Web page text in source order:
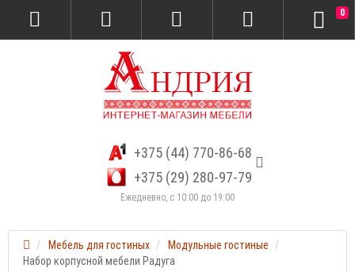
+375 (44) 770-86-68
+375 (29) 280-97-79
Ежедневно, с 10:00 до 19:00
0
Мебель для гостиных
Модульные гостиные
Набор корпусной мебели Радуга